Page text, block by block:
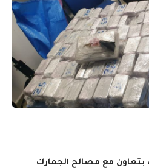
بتعاون مع مصالح الجمارك